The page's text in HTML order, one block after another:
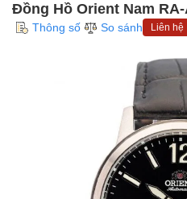
Đồng Hồ Orient Nam
Thông số So sánh Liên hệ